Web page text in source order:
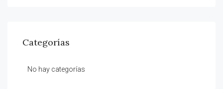
Categorías
No hay categorías